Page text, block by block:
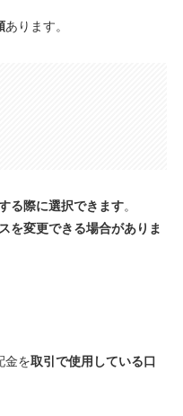
あります。
る際に選択できます。
を変更できる場合がありま
金を取引で使用している口